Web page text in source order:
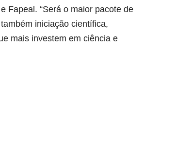
Fapeal. “Será o maior pacote de
iniciação científica,
mais investem em ciência e